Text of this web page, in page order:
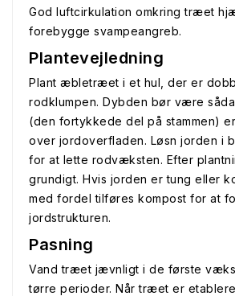
God luftcirkulation omkring træet
forebygge svampeangreb.
Plantevejledning
Plant æbletræet i et hul, der er
rodklumpen. Dybden bør være
(den fortykkede del på stammen)
over jordoverfladen. Løsn jorden i
for at lette rodvæksten. Efter
grundigt. Hvis jorden er tung eller
med fordel tilføres kompost for at
jordstrukturen.
Pasning
Vand træet jævnligt i de første
tørre perioder. Når træet er